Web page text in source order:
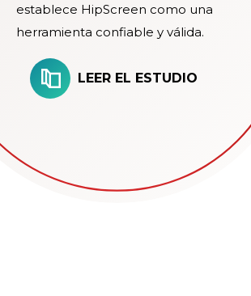
establece HipScreen como una
herramienta confiable y válida.
LEER EL ESTUDIO